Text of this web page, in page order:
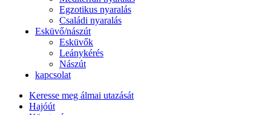
Egzotikus nyaralás
Családi nyaralás
Esküvő/nászút
Esküvők
Leánykérés
Nászút
kapcsolat
Keresse meg álmai utazását
Hajóút